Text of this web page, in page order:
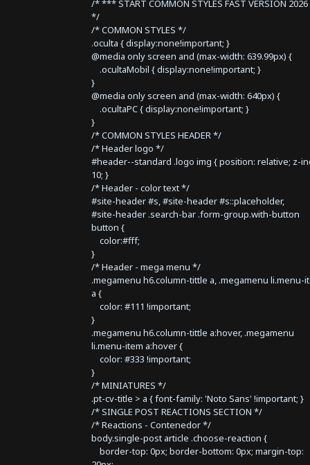
/* *** START COMMON STYLES FAST VERSION
*/
/* COMMON STYLES */
.oculta { display:none!important; }
@media only screen and (max-width: 639.99px) {
.ocultaMobil { display:none!important; }
}
@media only screen and (max-width: 640px) {
.ocultaPC { display:none!important; }
}
/* COMMON STYLES HEADER */
/* Header logo */
#header--standard .logo img { position: relative; z-
10; }
/* Header - color text */
#site-header #s, #site-header #s::placeholder,
#site-header .search-bar .form-group.with-button
button {
color:#fff;
}
/* Header - mega menu */
.megamenu h6.column-tittle a, .megamenu li.menu-
a {
color: #111 !important;
}
.megamenu h6.column-tittle a:hover, .megamenu
li.menu-item a:hover {
color: #333 !important;
}
/* MINIATURES */
.pt-cv-title > a { font-family: 'Noto Sans' !important; }
/* SINGLE POST REACTIONS SECTION */
/* Reactions - Contenedor */
body.single-post article .choose-reaction {
border-top: 0px; border-bottom: 0px; margin-top: